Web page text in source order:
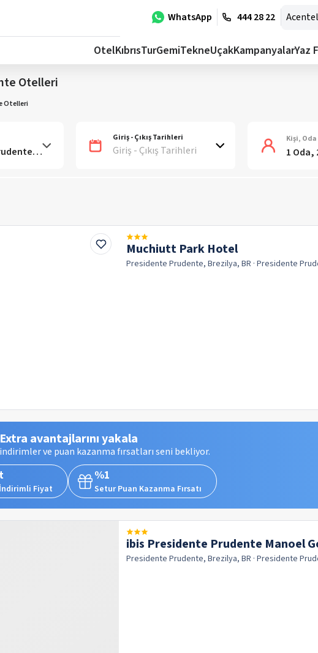
WhatsApp 444 28 22
OtelKıbrısTurGemiTekneUçakKampanyalarYaz
Otelleri
Otelleri
Giriş - Çıkış Tarihleri
Giriş - Çıkış Tarihleri
Kişi, Oda
1 Oda,
Muchiutt Park Hotel
Presidente Prudente, Brezilya, BR · Presidente
avantajlarını yakala
ve puan kazanma fırsatları seni bekliyor.
Fiyat
%1
Setur Puan Kazanma Fırsatı
ibis Presidente Prudente Manoel
Presidente Prudente, Brezilya, BR · Presidente